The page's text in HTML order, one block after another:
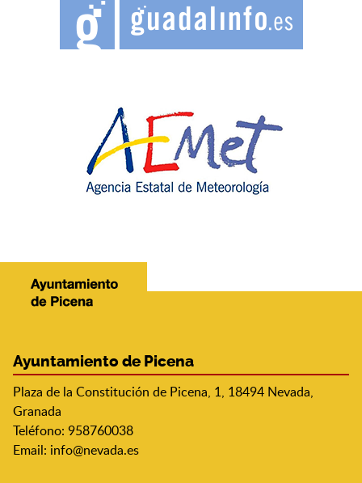
Ayuntamiento de Picena
Plaza de la Constitución de Picena, 1, 18494 Nevada,
Granada
Teléfono: 958760038
Email: info@nevada.es